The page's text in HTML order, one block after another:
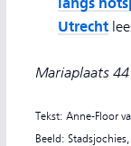
Utrecht
Mariaplaats 44
Tekst: Anne-Floor
Beeld: